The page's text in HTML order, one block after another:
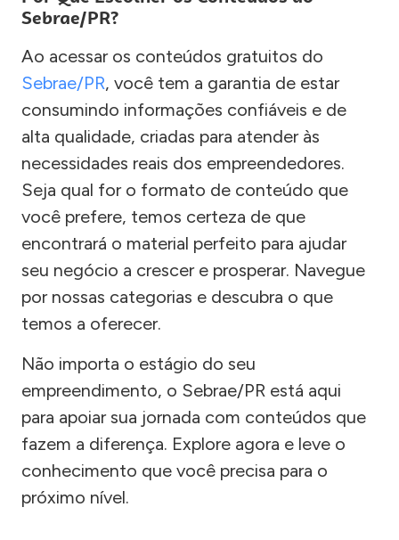
Sebrae/PR?
Ao acessar os conteúdos gratuitos do
Sebrae/PR, você tem a garantia de estar
consumindo informações confiáveis e de
alta qualidade, criadas para atender às
necessidades reais dos empreendedores.
Seja qual for o formato de conteúdo que
você prefere, temos certeza de que
encontrará o material perfeito para ajudar
seu negócio a crescer e prosperar. Navegue
por nossas categorias e descubra o que
temos a oferecer.
Não importa o estágio do seu
empreendimento, o Sebrae/PR está aqui
para apoiar sua jornada com conteúdos que
fazem a diferença. Explore agora e leve o
conhecimento que você precisa para o
próximo nível.